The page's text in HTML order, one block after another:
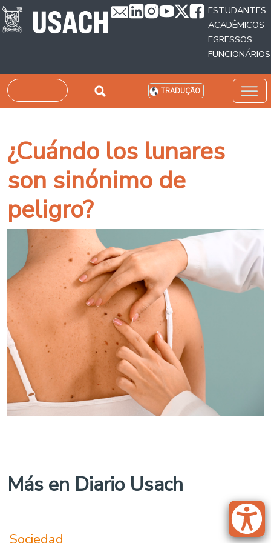
Passar para o conteúdo principal
ESTUDANTES
ACADÊMICOS
EGRESSOS
FUNCIONÁRIOS
Pesquisar TRADUÇÃO
¿Cuándo los lunares
son sinónimo de
peligro?
Más en Diario Usach
Sociedad